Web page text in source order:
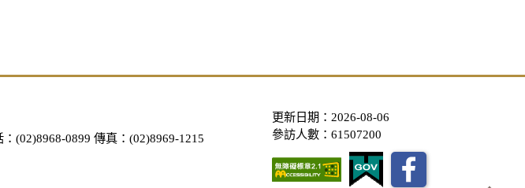
：(02)8968-0899 傳真：(02)8969-1215
更新日期：2026-08-06
參訪人數：61507200